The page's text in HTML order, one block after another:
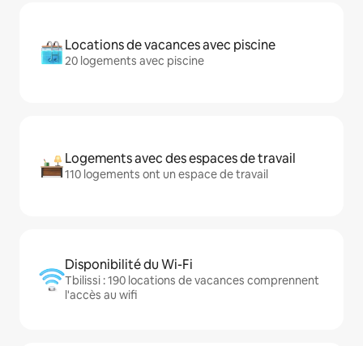
Locations de vacances avec piscine
20 logements avec piscine
Logements avec des espaces de travail
110 logements ont un espace de travail
Disponibilité du Wi-Fi
Tbilissi : 190 locations de vacances comprennent
l'accès au wifi